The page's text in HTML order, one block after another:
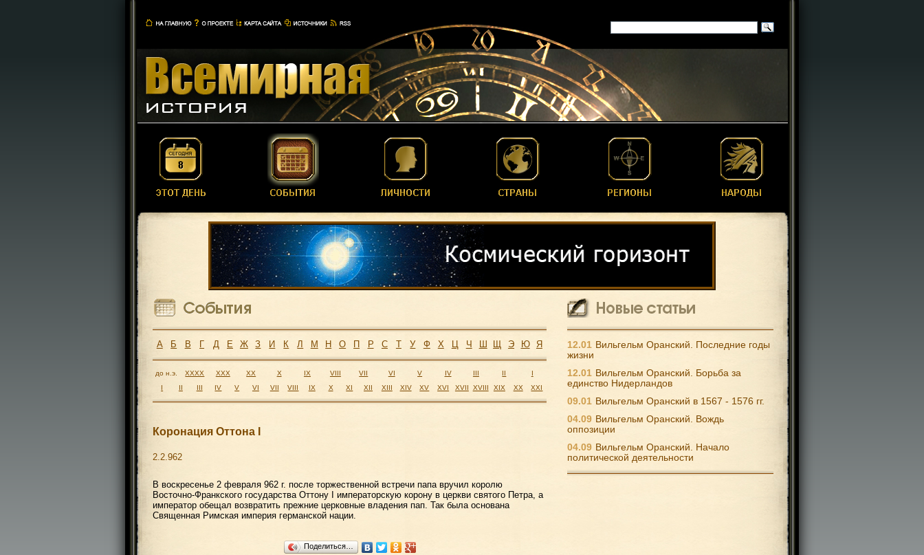
А Б В Г Д Е Ж З И К Л М Н О П Р С Т У Ф Х Ц Ч Ш Щ Э Ю Я
до н.э. XXXX XXX XX X IX VIII VII VI V IV III II
I
I
II III IV V VI VII VIII IX X XI XII XIII XIV XV XVI XVII XVIII XIX XX XXI
Коронация Оттона I
2.2.962
В воскресенье 2 февраля 962 г. после торжественной встречи папа вручил королю
Восточно-Франкского государства Оттону I императорскую корону в церкви святого Петра, а
император обещал возвратить прежние церковные владения пап. Так была основана
Священная Римская империя германской нации.
Поделиться…
12.01 Вильгельм Оранский. Последние годы
жизни
12.01 Вильгельм Оранский. Борьба за
единство Нидерландов
09.01 Вильгельм Оранский в 1567 - 1576 гг.
04.09 Вильгельм Оранский. Вождь
оппозиции
04.09 Вильгельм Оранский. Начало
политической деятельности